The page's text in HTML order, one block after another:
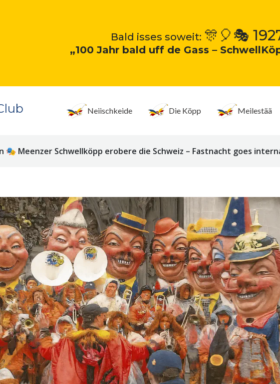
Bald isses soweit: 🎊🎈🎭
„100 Jahr bald uff de Gass –
Neiischkeide Die Köpp Meilestää
🎭 Meenzer Schwellköpp erobere die Schweiz – Fastnacht goes